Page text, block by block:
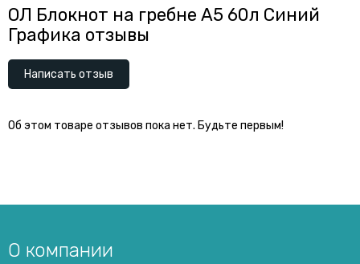
ОЛ Блокнот на гребне А5 60л Синий
Графика отзывы
Написать отзыв
Об этом товаре отзывов пока нет. Будьте первым!
О компании